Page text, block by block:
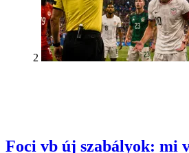
2
Foci vb új szabályok: mi